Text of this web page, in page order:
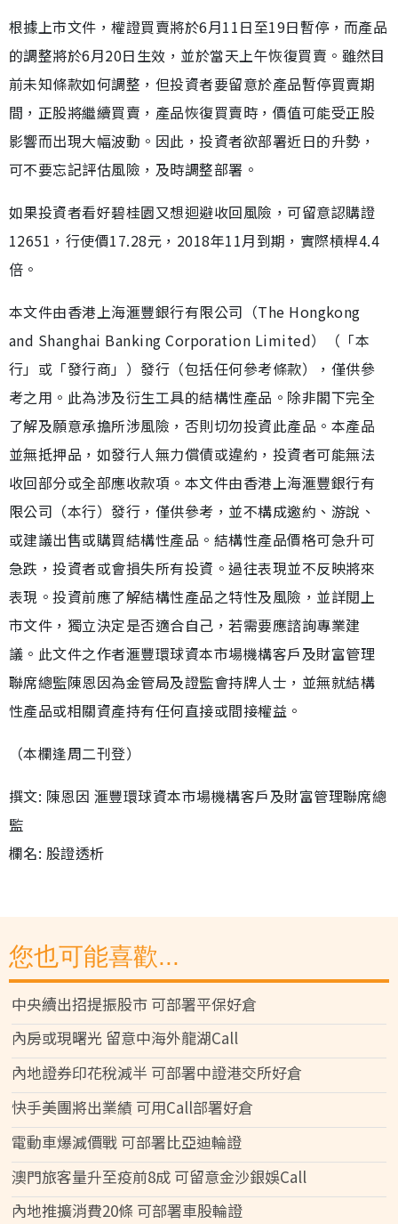
根據上市文件，權證買賣將於6月11日至19日暫停，而產品
的調整將於6月20日生效，並於當天上午恢復買賣。雖然目
前未知條款如何調整，但投資者要留意於產品暫停買賣期
間，正股將繼續買賣，產品恢復買賣時，價值可能受正股
影響而出現大幅波動。因此，投資者欲部署近日的升勢，
可不要忘記評估風險，及時調整部署。
如果投資者看好碧桂園又想迴避收回風險，可留意認購證
12651，行使價17.28元，2018年11月到期，實際槓桿4.4
倍。
本文件由香港上海滙豐銀行有限公司（The Hongkong
and Shanghai Banking Corporation Limited）（「本
行」或「發行商」）發行（包括任何參考條款），僅供參
考之用。此為涉及衍生工具的結構性產品。除非閣下完全
了解及願意承擔所涉風險，否則切勿投資此產品。本產品
並無抵押品，如發行人無力償債或違約，投資者可能無法
收回部分或全部應收款項。本文件由香港上海滙豐銀行有
限公司（本行）發行，僅供參考，並不構成邀約、游說、
或建議出售或購買結構性產品。結構性產品價格可急升可
急跌，投資者或會損失所有投資。過往表現並不反映將來
表現。投資前應了解結構性產品之特性及風險，並詳閱上
市文件，獨立決定是否適合自己，若需要應諮詢專業建
議。此文件之作者滙豐環球資本市場機構客戶及財富管理
聯席總監陳恩因為金管局及證監會持牌人士，並無就結構
性產品或相關資產持有任何直接或間接權益。
（本欄逢周二刊登）
撰文: 陳恩因 滙豐環球資本市場機構客戶及財富管理聯席總
監
欄名: 股證透析
您也可能喜歡...
中央續出招提振股市 可部署平保好倉
內房或現曙光 留意中海外龍湖Call
內地證券印花稅減半 可部署中證港交所好倉
快手美團將出業績 可用Call部署好倉
電動車爆減價戰 可部署比亞迪輪證
澳門旅客量升至疫前8成 可留意金沙銀娛Call
內地推擴消費20條 可部署車股輪證